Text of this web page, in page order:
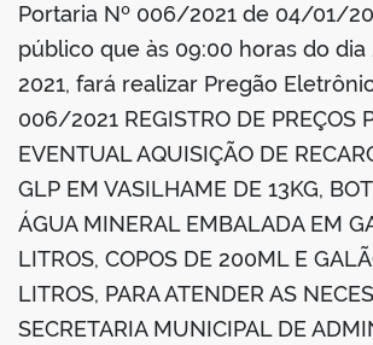
Portaria Nº 006/2021 de 04/01/
público que às 09:00 horas do dia
2021, fará realizar Pregão
006/2021 REGISTRO DE PREÇOS
EVENTUAL AQUISIÇÃO DE
GLP EM VASILHAME DE 13KG,
ÁGUA MINERAL EMBALADA EM
LITROS, COPOS DE 200ML E
LITROS, PARA ATENDER AS
SECRETARIA MUNICIPAL DE